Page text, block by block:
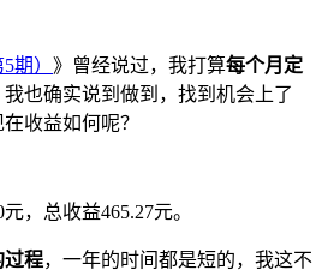
期） 》曾经说过，我打算每个月定
我也确实说到做到，找到机会上了
收益如何呢？
，总收益465.27元。
过程，一年的时间都是短的，我这不